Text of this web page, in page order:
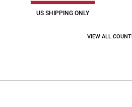
US SHIPPING ONLY
VIEW ALL